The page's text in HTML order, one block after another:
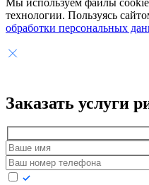
технологии. Пользуясь
обработки персональных
Заказать услуги